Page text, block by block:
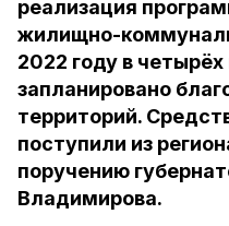
реализация
жилищно-
2022 году в
запланировано
территорий.
поступили из
поручению
Владимирова.